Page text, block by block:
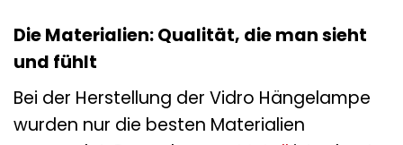
Die Materialien: Qualität, die man sieht
und fühlt
Bei der Herstellung der Vidro Hängelampe
wurden nur die besten Materialien